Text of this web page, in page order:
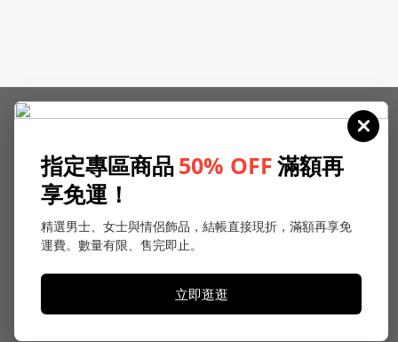
指定專區商品50% OFF滿額再
享免運！
精選男士、女士與情侶飾品，結帳直接現折，滿額再享免
運費。數量有限、售完即止。
立即逛逛